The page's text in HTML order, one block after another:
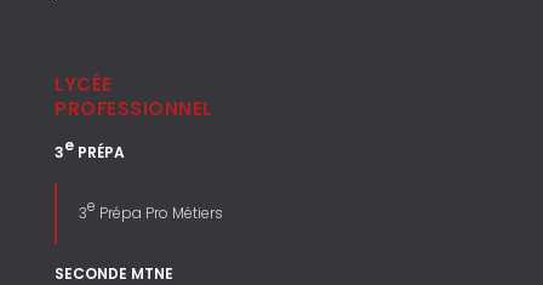
LYCÉE
PROFESSIONNEL
3e PRÉPA
3e Prépa Pro Métiers
SECONDE MTNE